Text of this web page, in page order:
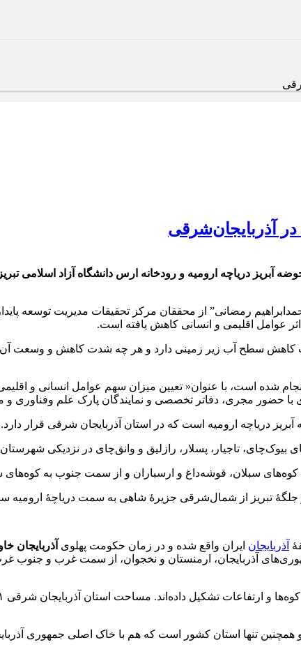
رمضانی” از محققان مرکز تحقیقات مدیریت توسعه
عوامل اقلیمی و انسانی کاهش یافته است.
سطح آب زیر زمینی دارد و هر چه شدت کاهش و وسعت آن
شده است، با عنوان« تعیین میزان سهم عوامل انسانی و
با حضور مجری، دفاتر تخصصی و نمایندگان پارک علم وفناوری و
دریاچه ارومیه است که در استان آذربایجان شرقی قرار دارد.
سبلان، قوشه‌داغ و ارسباران و از سمت جنوب به
جلگۀ تبریز از شمال‌شرقی جزیرۀ شاهی به سمت دریاچۀ ارومیه
آذربایجان ایران واقع شده و در زمان حکومت پهلوی آذربایجان
آذربایجان، ارمنستان و نخجوان، از سمت غرب و جنوب
همچنین تنها استان کشور است که هم با خاک اصلی جمهوری